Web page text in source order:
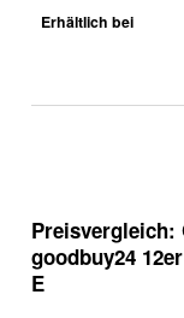
Erhältlich bei
Preisvergleich:
goodbuy24
E